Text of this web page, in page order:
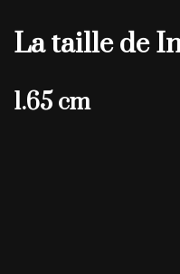
La taille de
1.65 cm